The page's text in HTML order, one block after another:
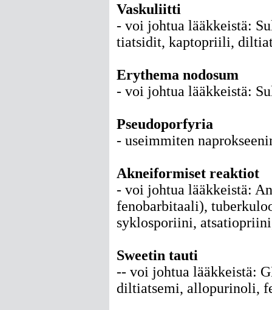
Vaskuliitti
- voi johtua lääkkeistä:
tiatsidit, kaptopriili,
Erythema nodosum
- voi johtua lääkkeistä:
Pseudoporfyria
- useimmiten
Akneiformiset reaktiot
- voi johtua lääkkeistä:
fenobarbitaali),
syklosporiini,
Sweetin tauti
-- voi johtua lääkkeistä:
diltiatsemi, allopurinoli,